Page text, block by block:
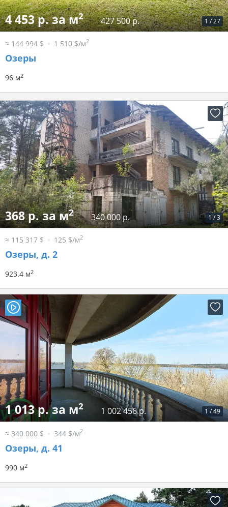
1 /27
4 453 р. за м2 427 500 р.
≈ 144 994 $ 1 510 $/м2
Озеры
96 м2
1/3
368 р. за м2 340 000 р.
≈ 115 317 $ 125 $/м2
Озеры, д. 2
923.4 м2
1 /49
1 013 р. за м2 1 002 456 р.
≈ 340 000 $ 344 $/м2
Озеры, д. 41
990 м2